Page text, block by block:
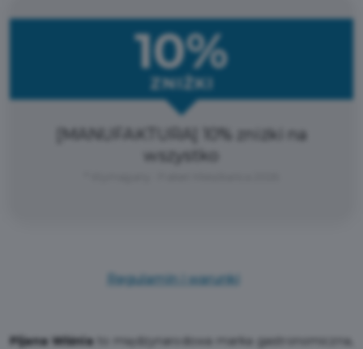
10%
ZNIŻKI
[MANUFAKTURA] 10% zniżki na
wszystko
Regulamin i warunki
Pijana Wiśniato międzynarodowa marka gastronomiczna,